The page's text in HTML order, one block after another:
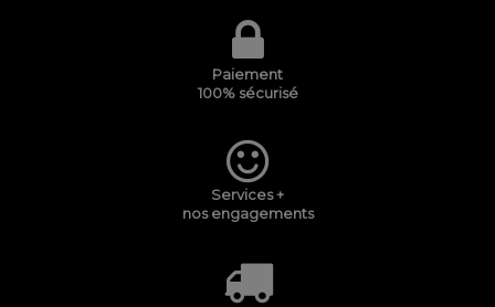
Paiement
100% sécurisé
Services +
nos engagements